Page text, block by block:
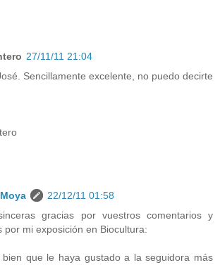
27/11/11 21:04
Sencillamente excelente, no puedo decirte
22/12/11 01:58
gracias por vuestros comentarios y
por mi exposición en Biocultura:
bien que le haya gustado a la seguidora más